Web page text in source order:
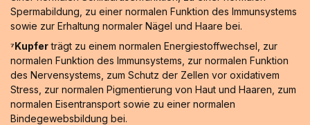
Spermabildung, zu einer normalen Funktion des Immunsystems
sowie zur Erhaltung normaler Nägel und Haare bei.
⁷Kupferträgt zu einem normalen Energiestoffwechsel, zur
normalen Funktion des Immunsystems, zur normalen Funktion
des Nervensystems, zum Schutz der Zellen vor oxidativem
Stress, zur normalen Pigmentierung von Haut und Haaren, zum
normalen Eisentransport sowie zu einer normalen
Bindegewebsbildung bei.